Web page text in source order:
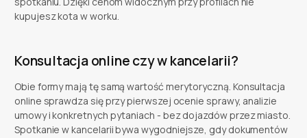
kupujesz kota w worku.
Konsultacja online czy w kancelarii?
Obie formy mają tę samą wartość merytoryczną. Konsultacja
online sprawdza się przy pierwszej ocenie sprawy, analizie
umowy i konkretnych pytaniach - bez dojazdów przez miasto.
Spotkanie w kancelarii bywa wygodniejsze, gdy dokumentów